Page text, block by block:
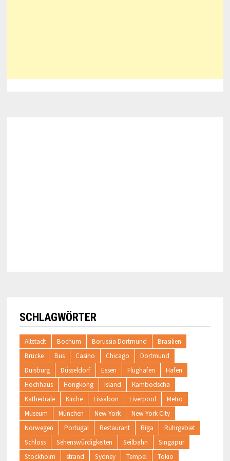
SCHLAGWÖRTER
Altstadt Bochum Borussia Dortmund
Brasilien
Brücke
Bus Casino Chicago
Dortmund
Duisburg
Düsseldorf Essen Flughafen
Hafen
Hochhaus
Hongkong Island
Kambodscha
Kathedrale
Kirche Lissabon Liverpool
Metro
Museum
München New York
New York City
Norwegen
Portugal Restaurant Riga
Ruhrgebiet
Schloss
Sehenswürdigkeiten Seilbahn
Singapur
Stockholm
strand Sydney Tempel Tokio